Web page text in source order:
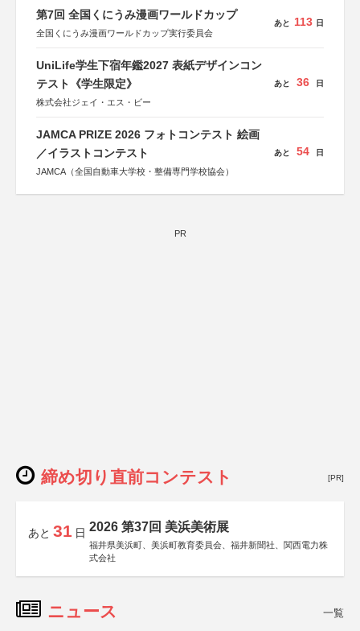
第7回 全国くにうみ漫画ワールドカップ
全国くにうみ漫画ワールドカップ実行委員会
あと 113 日
UniLife学生下宿年鑑2027 表紙デザインコン
テスト《学生限定》
株式会社ジェイ・エス・ビー
あと 36 日
JAMCA PRIZE 2026 フォトコンテスト 絵画
／イラストコンテスト
JAMCA（全国自動車大学校・整備専門学校協会）
あと 54 日
PR
締め切り直前コンテスト [PR]
あと 31 日 2026 第37回 美浜美術展
福井県美浜町、美浜町教育委員会、福井新聞社、関西電力株
式会社
ニュース 一覧